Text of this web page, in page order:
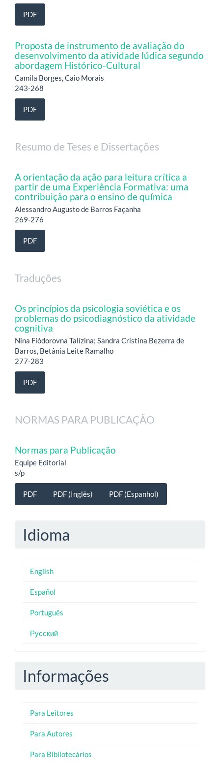
PDF
Proposta de instrumento de avaliação do
desenvolvimento da atividade lúdica segundo
abordagem Histórico-Cultural
Camila Borges, Caio Morais
243-268
PDF
Resumo de Teses e Dissertações
A orientação da ação para leitura crítica a
partir de uma Experiência Formativa: uma
contribuição para o ensino de química
Alessandro Augusto de Barros Façanha
269-276
PDF
Traduções
Os princípios da psicologia soviética e os
problemas do psicodiagnóstico da atividade
cognitiva
Nina Fiódorovna Talízina; Sandra Cristina Bezerra de
Barros, Betânia Leite Ramalho
277-283
PDF
NORMAS PARA PUBLICAÇÃO
Normas para Publicação
Equipe Editorial
s/p
PDF PDF (Inglês) PDF (Espanhol)
Idioma
English
Español
Português
Русский
Informações
Para Leitores
Para Autores
Para Bibliotecários